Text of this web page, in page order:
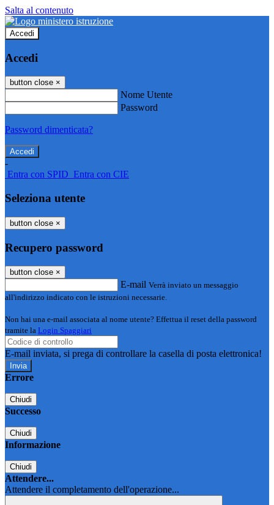
Salta al contenuto
Accedi
Accedi
button close ×
Nome Utente
Password
Password dimenticata?
-
Entra con SPID Entra con CIE
Seleziona utente
button close ×
Recupero password
button close ×
E-mail Verrà inviato un messaggio
all'indirizzo indicato con le istruzioni necessarie.
Non hai una e-mail associata al nome utente? Effettua il reset della password
tramite la Login Spaggiari
E-mail inviata, si prega di controllare la casella di posta elettronica!
Errore
Chiudi
Successo
Chiudi
Informazione
Chiudi
Attendere...
Attendere il completamento dell'operazione...